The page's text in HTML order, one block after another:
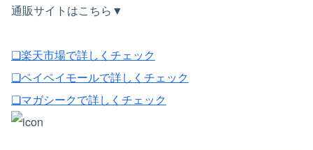
通販サイトはこちら▼
❏楽天市場で詳しくチェック
❏ペイペイモールで詳しくチェック
❏マガシークで詳しくチェック